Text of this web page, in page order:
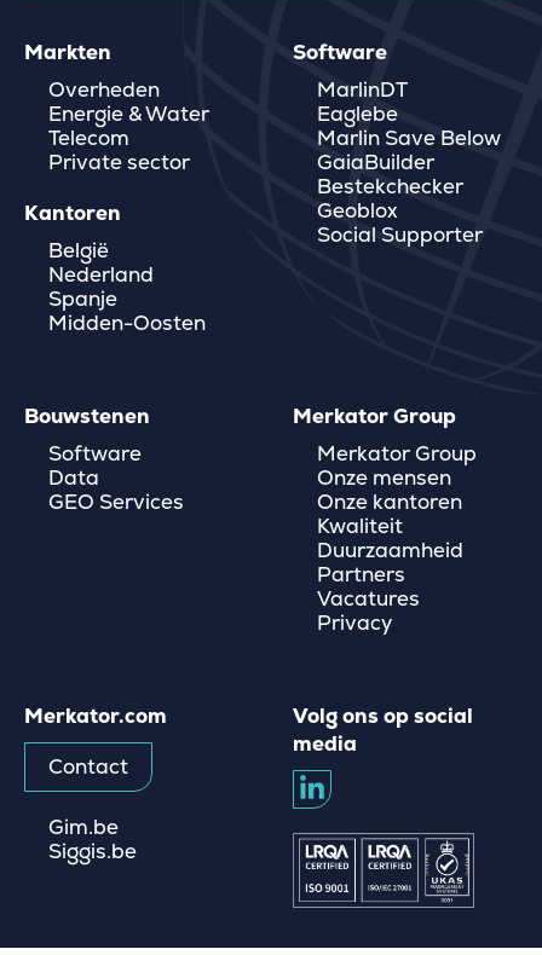
Volg ons op social
media
Markten
Overheden
Energie & Water
Telecom
Private sector
Kantoren
België
Nederland
Spanje
Midden-Oosten
Software
MarlinDT
Eaglebe
Marlin Save Below
GaiaBuilder
Bestekchecker
Geoblox
Social Supporter
Bouwstenen
Software
Data
GEO Services
Merkator Group
Merkator Group
Onze mensen
Onze kantoren
Kwaliteit
Duurzaamheid
Partners
Vacatures
Privacy
Merkator.com
Contact
Gim.be
Siggis.be